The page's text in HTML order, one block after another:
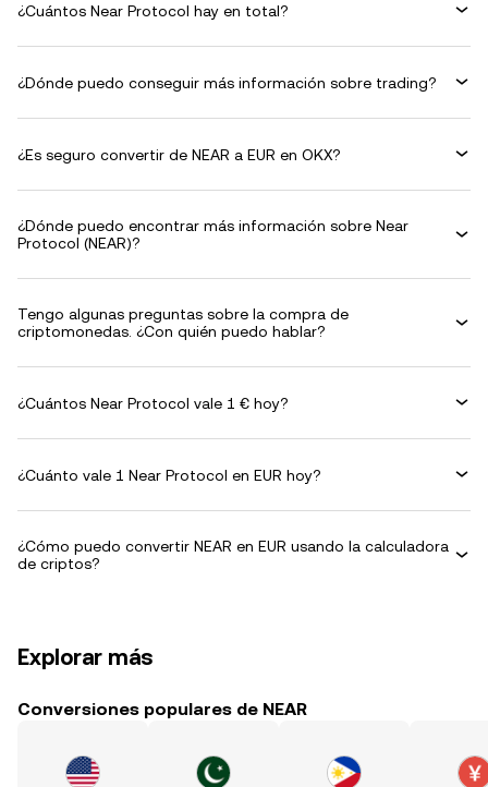
¿Cuántos Near Protocol hay en total?
¿Dónde puedo conseguir más información sobre trading?
¿Es seguro convertir de NEAR a EUR en OKX?
¿Dónde puedo encontrar más información sobre Near
Protocol (NEAR)?
Tengo algunas preguntas sobre la compra de
criptomonedas. ¿Con quién puedo hablar?
¿Cuántos Near Protocol vale 1 € hoy?
¿Cuánto vale 1 Near Protocol en EUR hoy?
¿Cómo puedo convertir NEAR en EUR usando la calculadora
de criptos?
Explorar más
Conversiones populares de NEAR